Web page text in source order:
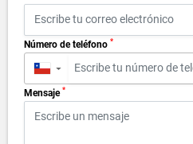
Número de teléfono *
▼
Mensaje *